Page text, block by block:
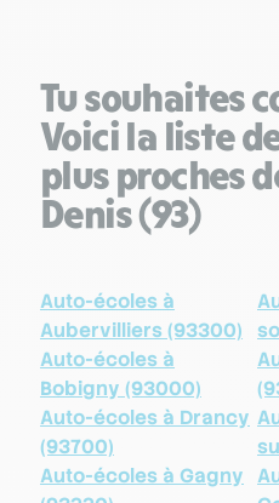
Tu souhaites
Voici la liste
plus proches
Denis (93)
Auto-écoles à
Aubervilliers (93300)
Auto-écoles à
Bobigny (93000)
Auto-écoles à Drancy
(93700)
Auto-écoles à Gagny